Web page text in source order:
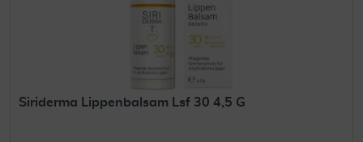
Siriderma Lippenbalsam Lsf 30 4,5 G